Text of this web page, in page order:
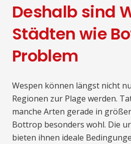
Deshalb sind
Städten wie
Problem
Wespen können längst nicht
Regionen zur Plage werden.
manche Arten gerade in
Bottrop besonders wohl. Die
bieten ihnen ideale